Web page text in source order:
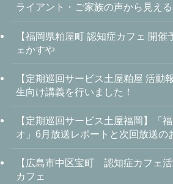
ライアント・ご家族の声から見え
【福岡県粕屋町 認知症カフェ 開催
ェかすや
【定期巡回サービス土屋粕屋 活動
生向け講義を行いました！
【定期巡回サービス土屋福岡】「
オ」6月放送レポートと次回放送の
【広島市中区宝町 認知症カフェ
カフェ